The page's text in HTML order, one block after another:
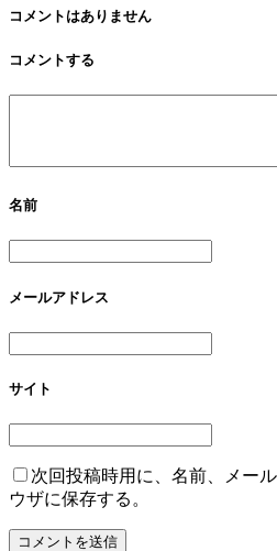
コメントはありません
コメントする
名前
メールアドレス
サイト
次回投稿時用に、名前、メー
ウザに保存する。